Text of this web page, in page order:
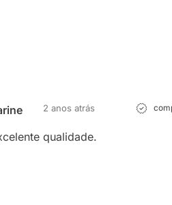
2 anos atrás
qualidade.